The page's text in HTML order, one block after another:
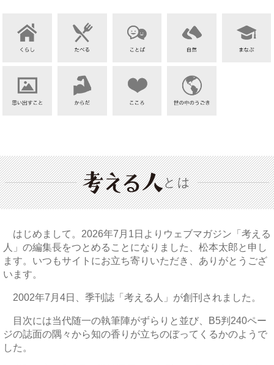
とは
はじめまして。2026年7月1日よりウェブマガジン「考える
人」の編集長をつとめることになりました、松本太郎と申し
ます。いつもサイトにお立ち寄りいただき、ありがとうござ
います。
2002年7月4日、季刊誌「考える人」が創刊されました。
目次には当代随一の執筆陣がずらりと並び、B5判240ペー
ジの誌面の隅々から知の香りが立ちのぼってくるかのようで
した。